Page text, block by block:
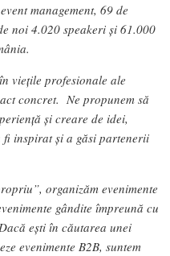
management, 69 de
noi 4.020 speakeri și 61.000
viețile profesionale ale
concret. Ne propunem să
și creare de idei,
fi inspirat și a găsi partenerii
organizăm evenimente
gândite împreună cu
ești în căutarea unei
evenimente B2B, suntem